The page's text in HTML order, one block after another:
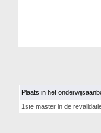
Plaats in het
1ste master in de